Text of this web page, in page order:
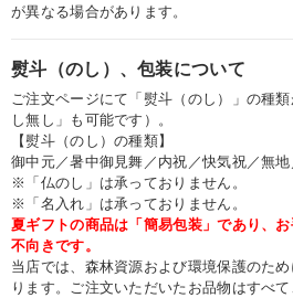
が異なる場合があります。
熨斗（のし）、包装について
ご注文ページにて「熨斗（のし）」の種
し無し」も可能です）。
【熨斗（のし）の種類】
御中元／暑中御見舞／内祝／快気祝／無
※「仏のし」は承っておりません。
※「名入れ」は承っておりません。
夏ギフトの商品は「簡易包装」であり、
不向きです。
当店では、森林資源および環境保護のた
ります。ご注文いただいたお品物はすべ